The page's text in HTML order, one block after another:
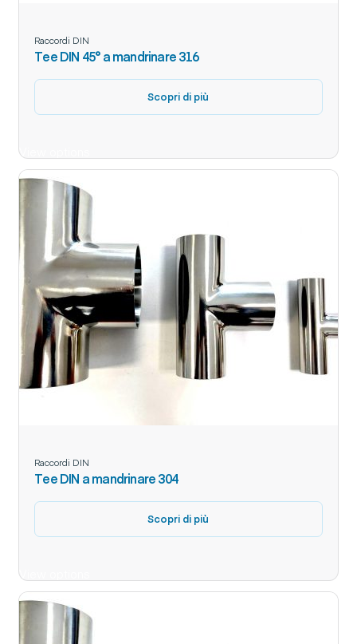
Raccordi DIN
Tee DIN 45° a mandrinare 316
Scopri di più
View options
Raccordi DIN
Tee DIN a mandrinare 304
Scopri di più
View options